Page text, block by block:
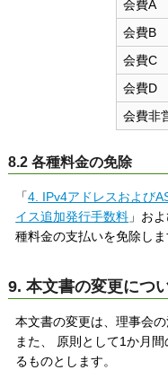
会費A
会費B
会費C
会費D
会費非
8.2 各種料金の免除
「4. IPv4アドレスおよび
イス追加発行手数料 」お
種料金の支払いを免除しま
9. 本文書の変更につ
本文書の変更は、理事会
また、 原則として1か月
るものとします。